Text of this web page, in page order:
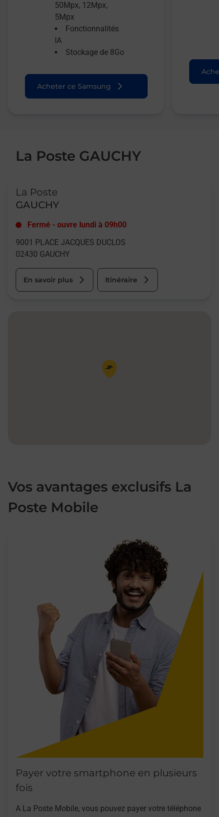
50Mpx, 12Mpx,
5Mpx
Fonctionnalités
IA
Stockage de 8Go
Acheter ce Samsung
La Poste GAUCHY
La Poste
GAUCHY
Fermé - ouvre lundi à 09h00
9001 PLACE JACQUES DUCLOS
02430 GAUCHY
En savoir plus Itinéraire
Pin de la carte
Vos avantages exclusifs La
Poste Mobile
Payer votre smartphone en plusieurs
fois
A La Poste Mobile, vous pouvez payer votre téléphone